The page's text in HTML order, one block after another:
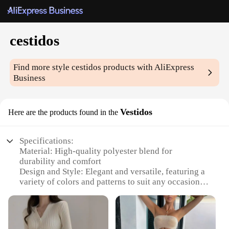
cestidos
Find more stylecestidos products with AliExpress
Business
Here are the products found in the Vestidos
Specifications:
Material: High-quality polyester blend for
durability and comfort
Design and Style: Elegant and versatile, featuring a
variety of colors and patterns to suit any occasion
formal events
Shape or Size: Available in a range of sizes to fit
diverse body types